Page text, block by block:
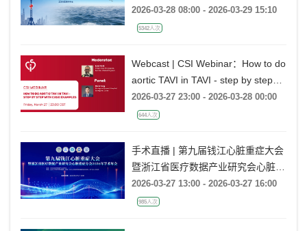
2026-03-28 08:00 - 2026-03-29 15:10
5342人次
Webcast | CSI Webinar：How to do
aortic TAVI in TAVI - step by step
with case examples
2026-03-27 23:00 - 2026-03-28 00:00
644人次
手术直播 | 第九届钱江心脏重症大会
暨浙江省医疗数据产业研究会心脏重
症分会2026年学术年会
2026-03-27 13:00 - 2026-03-27 16:00
985人次